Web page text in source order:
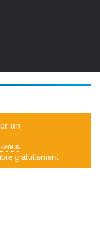
un
vous
gratuitement